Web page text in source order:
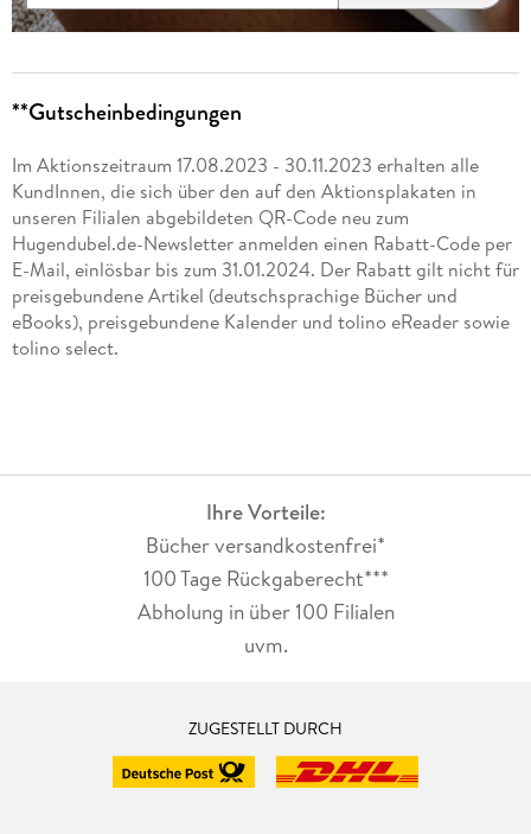
**Gutscheinbedingungen
Im Aktionszeitraum 17.08.2023 - 30.11.2023 erhalten alle
KundInnen, die sich über den auf den Aktionsplakaten in
unseren Filialen abgebildeten QR-Code neu zum
Hugendubel.de-Newsletter anmelden einen Rabatt-Code per
E-Mail, einlösbar bis zum 31.01.2024. Der Rabatt gilt nicht für
preisgebundene Artikel (deutschsprachige Bücher und
eBooks), preisgebundene Kalender und tolino eReader sowie
tolino select.
Ihre Vorteile:
Bücher versandkostenfrei*
100 Tage Rückgaberecht***
Abholung in über 100 Filialen
uvm.
ZUGESTELLT DURCH